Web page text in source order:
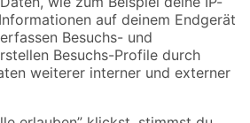
Versandarten